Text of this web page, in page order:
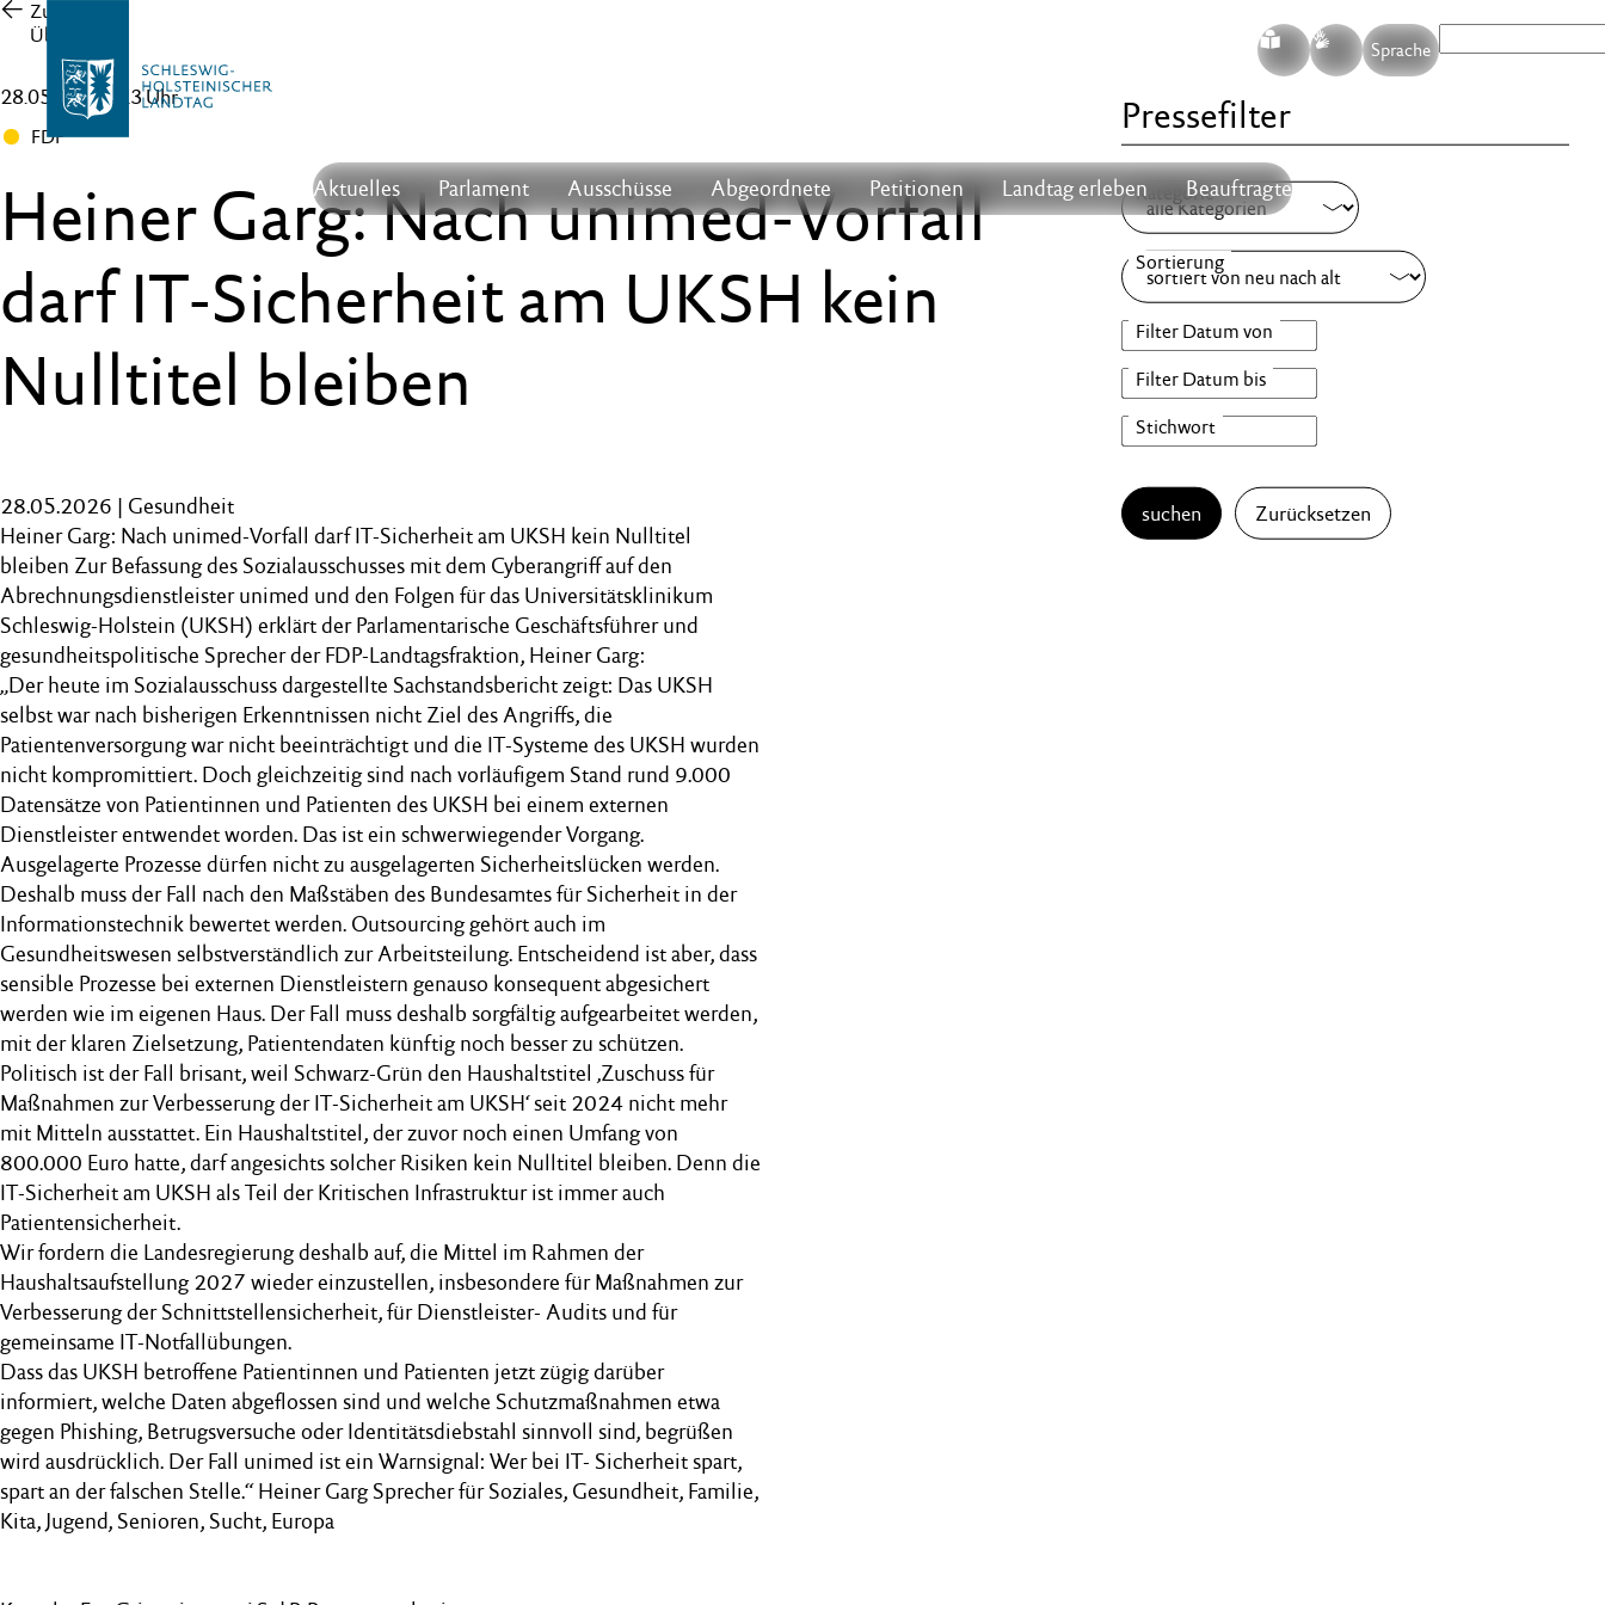
S G Sprache
Aktuelles Parlament Ausschüsse Abgeordnete Petitionen Landtag erleben Beauftragte
Zur
Übersicht
28.05.26 , 16:23 Uhr
FDP
Heiner Garg: Nach unimed-Vorfall
darf IT-Sicherheit am UKSH kein
Nulltitel bleiben
28.05.2026 | Gesundheit
Heiner Garg: Nach unimed-Vorfall darf IT-Sicherheit am UKSH kein Nulltitel
bleiben Zur Befassung des Sozialausschusses mit dem Cyberangriff auf den
Abrechnungsdienstleister unimed und den Folgen für das Universitätsklinikum
Schleswig-Holstein (UKSH) erklärt der Parlamentarische Geschäftsführer und
gesundheitspolitische Sprecher der FDP-Landtagsfraktion, Heiner Garg:
„Der heute im Sozialausschuss dargestellte Sachstandsbericht zeigt: Das UKSH
selbst war nach bisherigen Erkenntnissen nicht Ziel des Angriffs, die
Patientenversorgung war nicht beeinträchtigt und die IT-Systeme des UKSH wurden
nicht kompromittiert. Doch gleichzeitig sind nach vorläufigem Stand rund 9.000
Datensätze von Patientinnen und Patienten des UKSH bei einem externen
Dienstleister entwendet worden. Das ist ein schwerwiegender Vorgang.
Ausgelagerte Prozesse dürfen nicht zu ausgelagerten Sicherheitslücken werden.
Deshalb muss der Fall nach den Maßstäben des Bundesamtes für Sicherheit in der
Informationstechnik bewertet werden. Outsourcing gehört auch im
Gesundheitswesen selbstverständlich zur Arbeitsteilung. Entscheidend ist aber, dass
sensible Prozesse bei externen Dienstleistern genauso konsequent abgesichert
werden wie im eigenen Haus. Der Fall muss deshalb sorgfältig aufgearbeitet werden,
mit der klaren Zielsetzung, Patientendaten künftig noch besser zu schützen.
Politisch ist der Fall brisant, weil Schwarz-Grün den Haushaltstitel ‚Zuschuss für
Maßnahmen zur Verbesserung der IT-Sicherheit am UKSH‘ seit 2024 nicht mehr
mit Mitteln ausstattet. Ein Haushaltstitel, der zuvor noch einen Umfang von
800.000 Euro hatte, darf angesichts solcher Risiken kein Nulltitel bleiben. Denn die
IT-Sicherheit am UKSH als Teil der Kritischen Infrastruktur ist immer auch
Patientensicherheit.
Wir fordern die Landesregierung deshalb auf, die Mittel im Rahmen der
Haushaltsaufstellung 2027 wieder einzustellen, insbesondere für Maßnahmen zur
Verbesserung der Schnittstellensicherheit, für Dienstleister- Audits und für
gemeinsame IT-Notfallübungen.
Dass das UKSH betroffene Patientinnen und Patienten jetzt zügig darüber
informiert, welche Daten abgeflossen sind und welche Schutzmaßnahmen etwa
gegen Phishing, Betrugsversuche oder Identitätsdiebstahl sinnvoll sind, begrüßen
wird ausdrücklich. Der Fall unimed ist ein Warnsignal: Wer bei IT- Sicherheit spart,
spart an der falschen Stelle.“ Heiner Garg Sprecher für Soziales, Gesundheit, Familie,
Kita, Jugend, Senioren, Sucht, Europa
Pressefilter
suchen Zurücksetzen